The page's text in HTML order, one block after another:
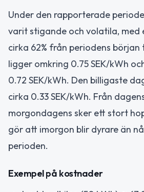
Under den rapporterade
varit stigande och volatila, med
cirka 62% från periodens början
ligger omkring 0.75 SEK/kWh
0.72 SEK/kWh. Den billigaste
cirka 0.33 SEK/kWh. Från
morgondagens sker ett stort
gör att imorgon blir dyrare än
perioden.
Exempel på kostnader